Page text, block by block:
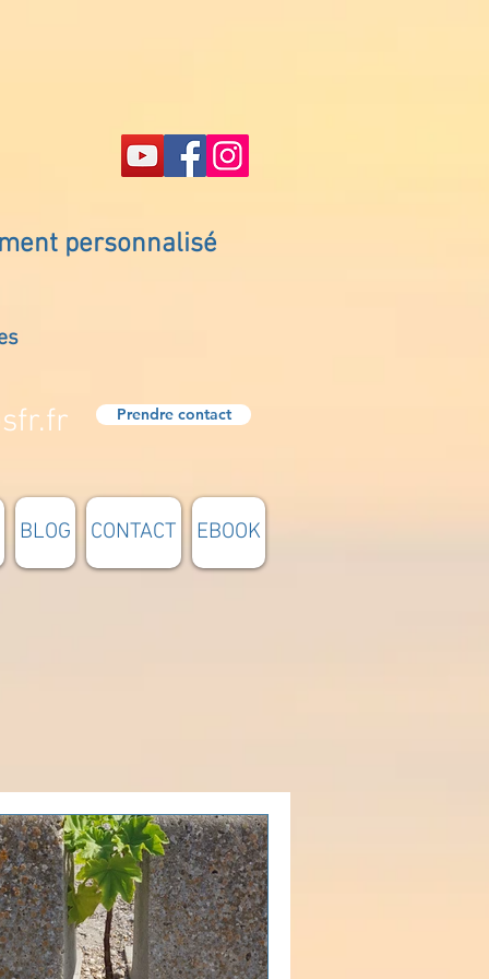
personnalisé
Prendre contact
BLOG CONTACT EBOOK